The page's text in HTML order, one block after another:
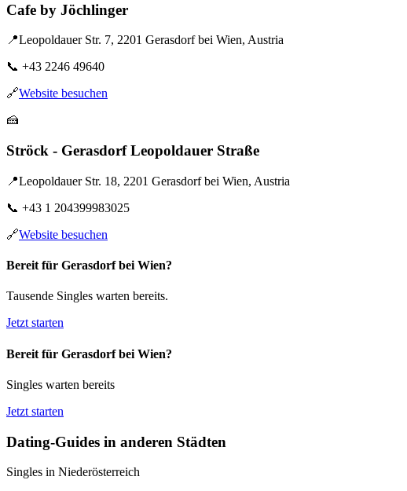
Cafe by Jöchlinger
📍Leopoldauer Str. 7, 2201 Gerasdorf bei Wien, Austria
📞 +43 2246 49640
🔗Website besuchen
🍰
Ströck - Gerasdorf Leopoldauer Straße
📍Leopoldauer Str. 18, 2201 Gerasdorf bei Wien, Austria
📞 +43 1 204399983025
🔗Website besuchen
Bereit für Gerasdorf bei Wien?
Tausende Singles warten bereits.
Jetzt starten
Bereit für Gerasdorf bei Wien?
Singles warten bereits
Jetzt starten
Dating-Guides in anderen Städten
Singles in Niederösterreich